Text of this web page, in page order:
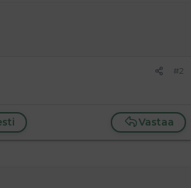
#2
Vastaa